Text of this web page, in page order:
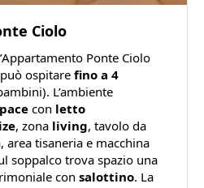
Ciolo
Ponte Ciolo
ospitare fino a 4
L’ambiente
con letto
, zona living, tavolo da
area tisaneria e macchina
soppalco trova spazio una
con salottino. La